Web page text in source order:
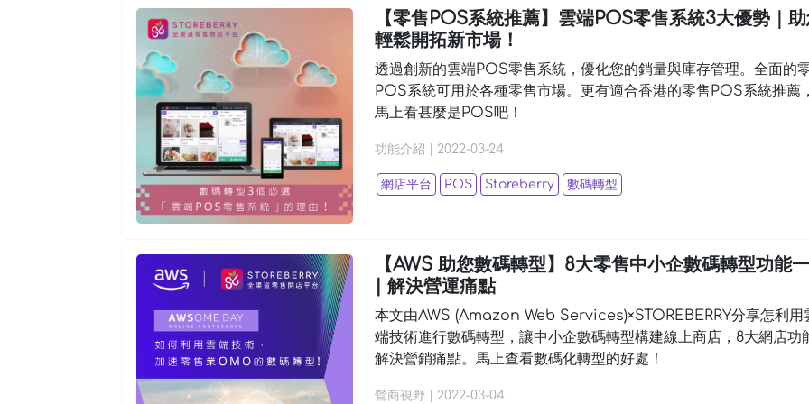
【零售POS系統推薦】雲端POS零售系統3大優勢｜
輕鬆開拓新市場！
透過創新的雲端POS零售系統，優化您的銷量與庫存管理。全面的
POS系統可用於各種零售市場。更有適合香港的零售POS系統推薦，
馬上看甚麼是POS吧！
功能介紹 2022-03-24
網店平台 POS Storeberry 數碼轉型
【AWS 助您數碼轉型】8大零售中小企數碼轉型功能
| 解決營運痛點
本文由AWS (Amazon Web Services)×STOREBERRY分享怎利用
端技術進行數碼轉型，讓中小企數碼轉型構建線上商店，8大網店功
解決營銷痛點。馬上查看數碼化轉型的好處！
營商視野 2022-03-04